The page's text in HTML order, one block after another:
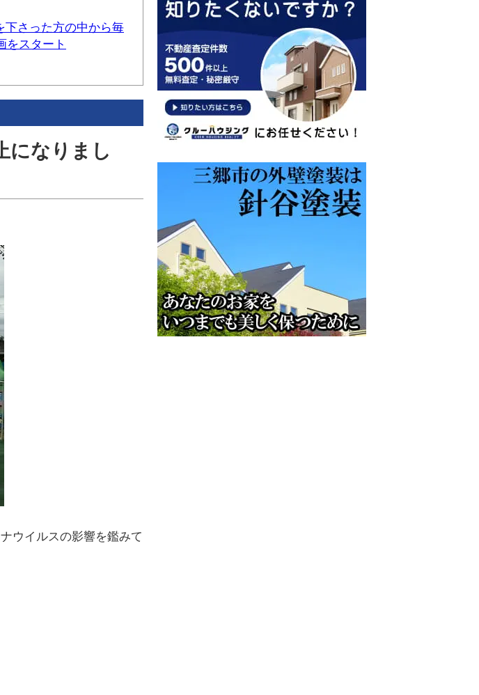
下さった方の中から毎
をスタート
になりまし
ウイルスの影響を鑑みて